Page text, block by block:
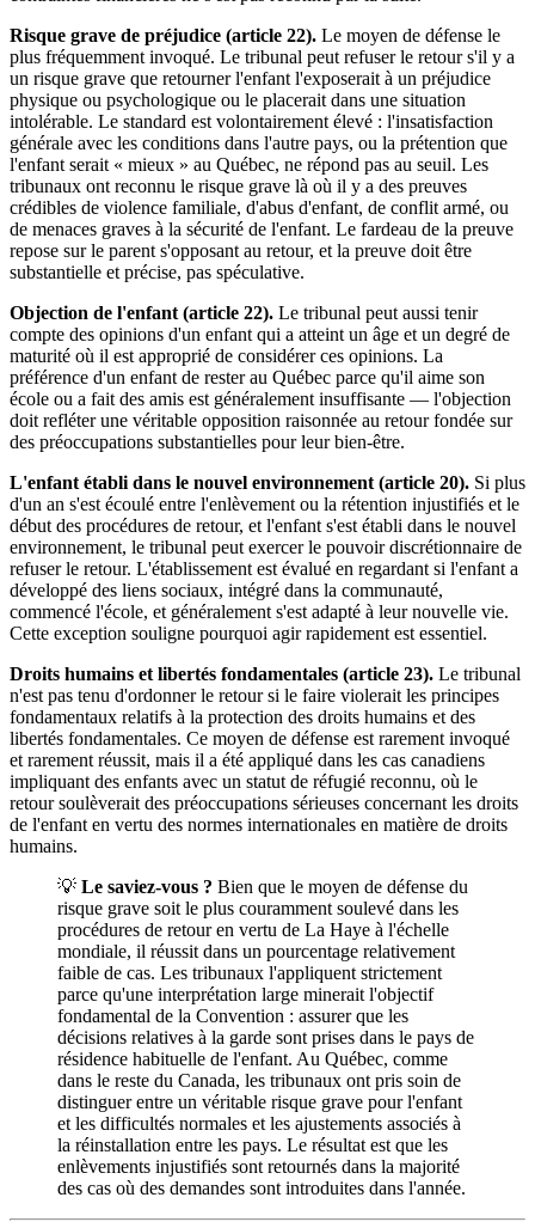
Risque grave de préjudice (article 22). Le moyen de défense le
plus fréquemment invoqué. Le tribunal peut refuser le retour s'il y a
un risque grave que retourner l'enfant l'exposerait à un préjudice
physique ou psychologique ou le placerait dans une situation
intolérable. Le standard est volontairement élevé : l'insatisfaction
générale avec les conditions dans l'autre pays, ou la prétention que
l'enfant serait « mieux » au Québec, ne répond pas au seuil. Les
tribunaux ont reconnu le risque grave là où il y a des preuves
crédibles de violence familiale, d'abus d'enfant, de conflit armé, ou
de menaces graves à la sécurité de l'enfant. Le fardeau de la preuve
repose sur le parent s'opposant au retour, et la preuve doit être
substantielle et précise, pas spéculative.
Objection de l'enfant (article 22). Le tribunal peut aussi tenir
compte des opinions d'un enfant qui a atteint un âge et un degré de
maturité où il est approprié de considérer ces opinions. La
préférence d'un enfant de rester au Québec parce qu'il aime son
école ou a fait des amis est généralement insuffisante — l'objection
doit refléter une véritable opposition raisonnée au retour fondée sur
des préoccupations substantielles pour leur bien-être.
L'enfant établi dans le nouvel environnement (article 20). Si plus
d'un an s'est écoulé entre l'enlèvement ou la rétention injustifiés et le
début des procédures de retour, et l'enfant s'est établi dans le nouvel
environnement, le tribunal peut exercer le pouvoir discrétionnaire de
refuser le retour. L'établissement est évalué en regardant si l'enfant a
développé des liens sociaux, intégré dans la communauté,
commencé l'école, et généralement s'est adapté à leur nouvelle vie.
Cette exception souligne pourquoi agir rapidement est essentiel.
Droits humains et libertés fondamentales (article 23). Le tribunal
n'est pas tenu d'ordonner le retour si le faire violerait les principes
fondamentaux relatifs à la protection des droits humains et des
libertés fondamentales. Ce moyen de défense est rarement invoqué
et rarement réussit, mais il a été appliqué dans les cas canadiens
impliquant des enfants avec un statut de réfugié reconnu, où le
retour soulèverait des préoccupations sérieuses concernant les droits
de l'enfant en vertu des normes internationales en matière de droits
humains.
💡 Le saviez-vous ? Bien que le moyen de défense du
risque grave soit le plus couramment soulevé dans les
procédures de retour en vertu de La Haye à l'échelle
mondiale, il réussit dans un pourcentage relativement
faible de cas. Les tribunaux l'appliquent strictement
parce qu'une interprétation large minerait l'objectif
fondamental de la Convention : assurer que les
décisions relatives à la garde sont prises dans le pays de
résidence habituelle de l'enfant. Au Québec, comme
dans le reste du Canada, les tribunaux ont pris soin de
distinguer entre un véritable risque grave pour l'enfant
et les difficultés normales et les ajustements associés à
la réinstallation entre les pays. Le résultat est que les
enlèvements injustifiés sont retournés dans la majorité
des cas où des demandes sont introduites dans l'année.